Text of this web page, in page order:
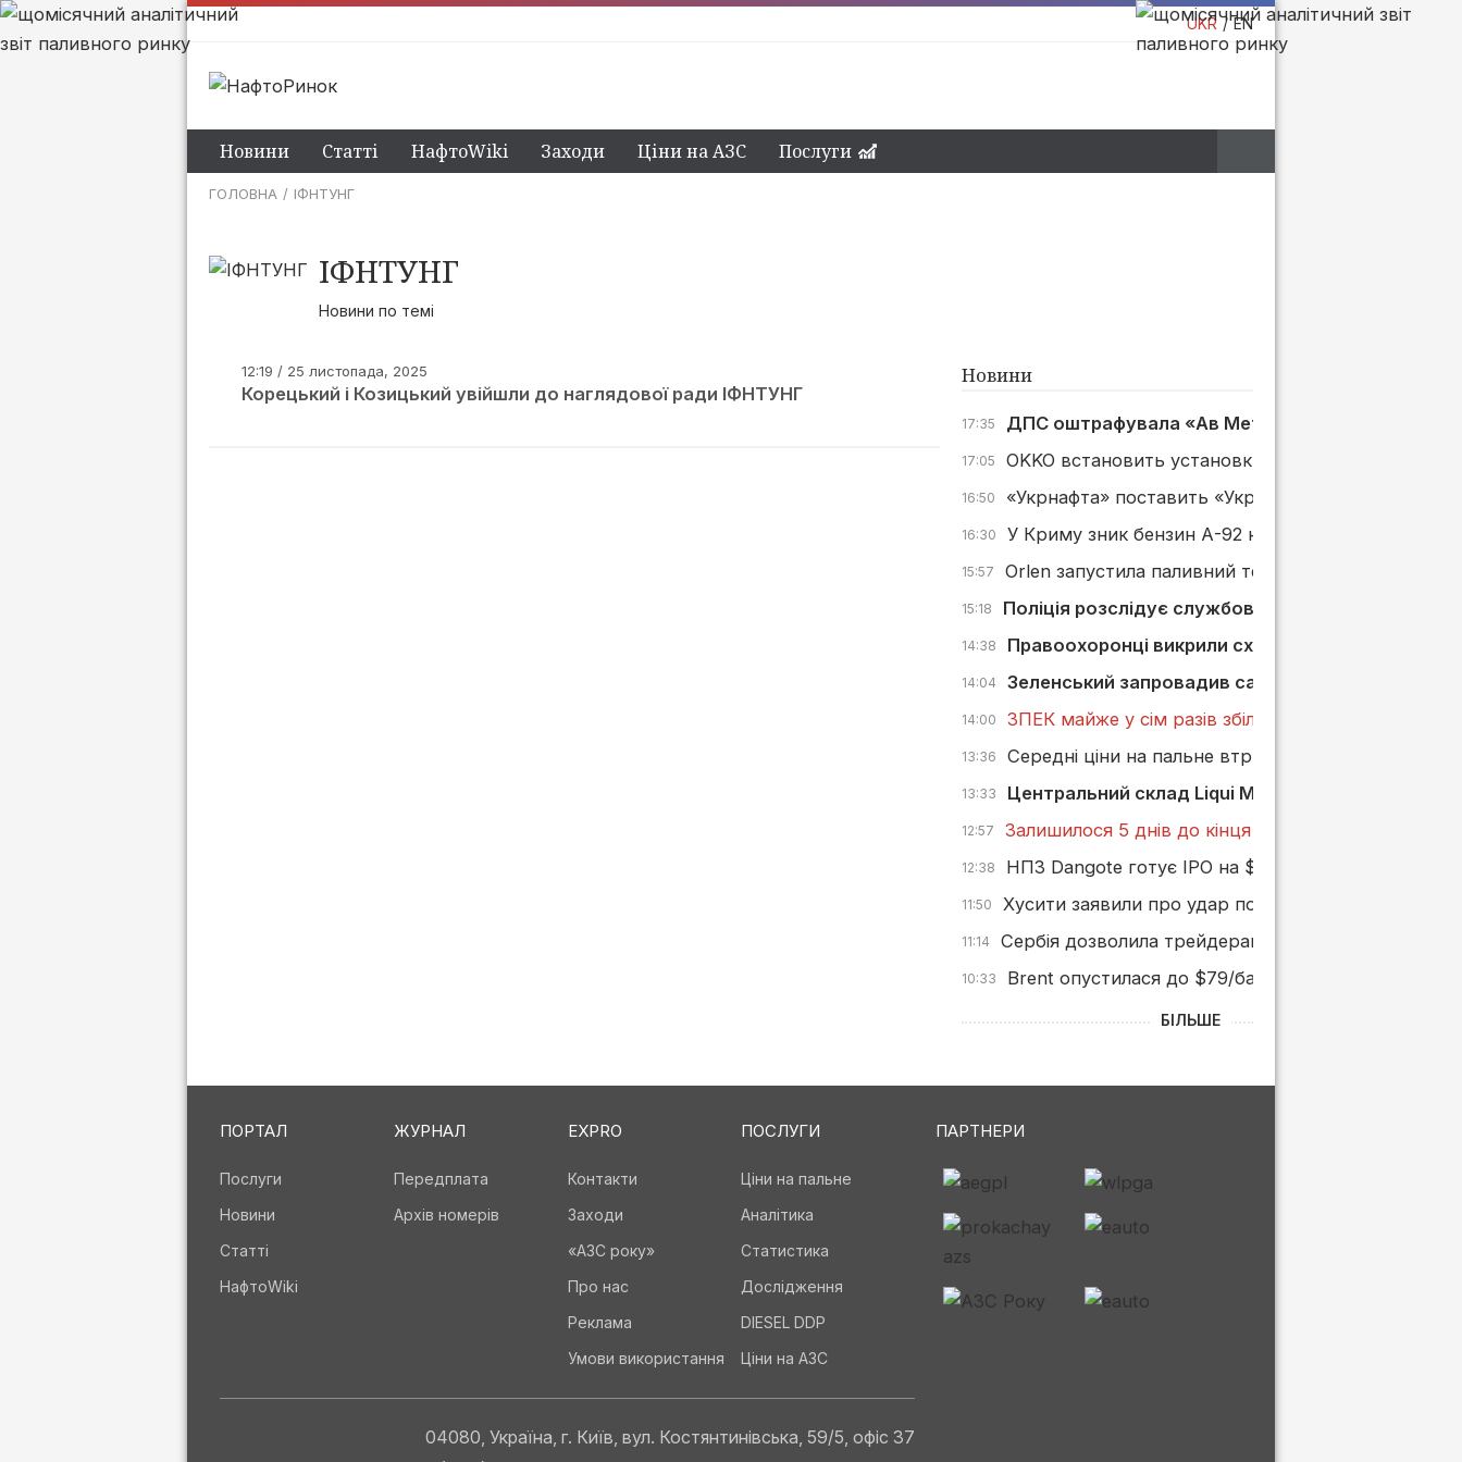
UKR EN
Новини Статті НафтоWiki Заходи Ціни на АЗС Послуги
ГОЛОВНА ІФНТУНГ
ІФНТУНГ
Новини по темі
12:19 / 25 листопада, 2025
Корецький і Козицький увійшли до наглядової ради ІФНТУНГ
Новини
17:35 ДПС оштрафувала «Ав Метал Груп» на 1 млн грн
17:05 OKKO встановить установки зберігання енергії
16:50 «Укрнафта» поставить «Укргазвидобуванню»
16:30 У Криму зник бензин А-92 невдовзі після його
15:57 Orlen запустила паливний термінал у Ґданську
15:18 Поліція розслідує службову недбалість після
14:38 Правоохоронці викрили схему мінімізації ПДВ
14:04 Зеленський запровадив санкції проти
14:00 ЗПЕК майже у сім разів збільшила сплату податків
13:36 Середні ціни на пальне втрималися, KLO та
13:33 Центральний склад Liqui Moly в Україні згорів
12:57 Залишилося 5 днів до кінця реєстрації на
12:38 НПЗ Dangote готує IPO на $5 млрд — найбільше в
11:50 Хусити заявили про удар по саудівському
11:14 Сербія дозволила трейдерам переробляти нафту
10:33 Brent опустилася до $79/бар. після заяв Трампа
БІЛЬШЕ
ПОРТАЛ
Послуги
Новини
Статті
НафтоWiki
ЖУРНАЛ
Передплата
Архів номерів
EXPRO
Контакти
Заходи
«АЗС року»
Про нас
Реклама
Умови використання
ПОСЛУГИ
Ціни на пальне
Аналітика
Статистика
Дослідження
DIESEL DDP
Ціни на АЗС
04080, Україна, г. Київ, вул. Костянтинівська, 59/5, офіс 37
ПАРТНЕРИ